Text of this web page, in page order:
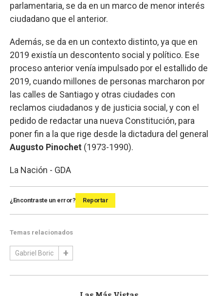
parlamentaria, se da en un marco de menor interés
ciudadano que el anterior.
Además, se da en un contexto distinto, ya que en
2019 existía un descontento social y político. Ese
proceso anterior venía impulsado por el estallido de
2019, cuando millones de personas marcharon por
las calles de Santiago y otras ciudades con
reclamos ciudadanos y de justicia social, y con el
pedido de redactar una nueva Constitución, para
poner fin a la que rige desde la dictadura del general
Augusto Pinochet (1973-1990).
La Nación - GDA
¿Encontraste un error? Reportar
Temas relacionados
Gabriel Boric